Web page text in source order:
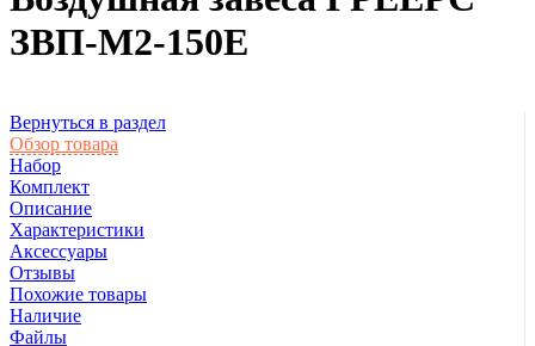
ЗВП-М2-150Е
Вернуться в раздел
Обзор товара
Набор
Комплект
Описание
Характеристики
Аксессуары
Отзывы
Похожие товары
Наличие
Файлы